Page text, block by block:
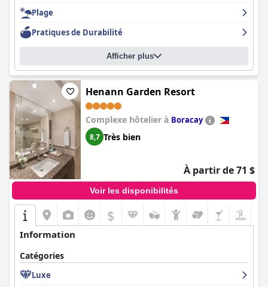
Plage
Pratiques de Durabilité
Afficher plus
Henann Garden Resort
Complexe hôtelier à Boracay
8,7 Très bien
À partir de 71 $
Voir les disponibilités
$
Information
Catégories
Luxe